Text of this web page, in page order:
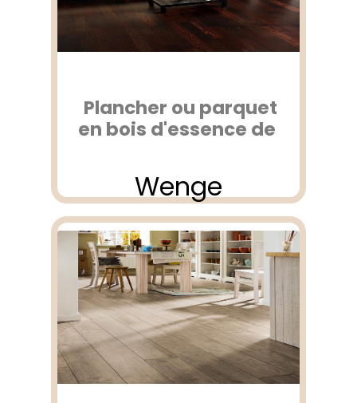
Plancher ou parquet
en bois d'essence de
Wenge